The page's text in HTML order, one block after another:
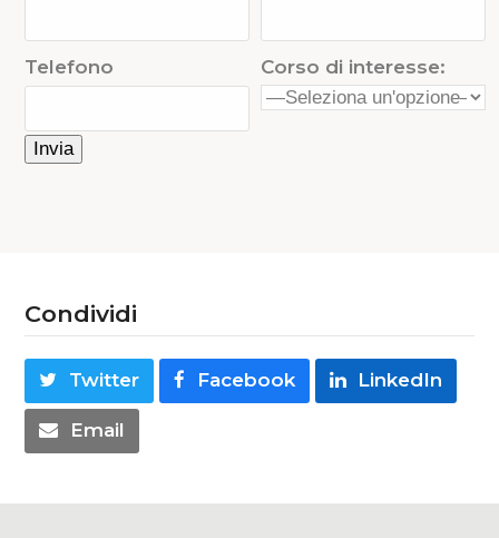
Telefono Corso di interesse:
Condividi
Twitter Facebook LinkedIn
Email